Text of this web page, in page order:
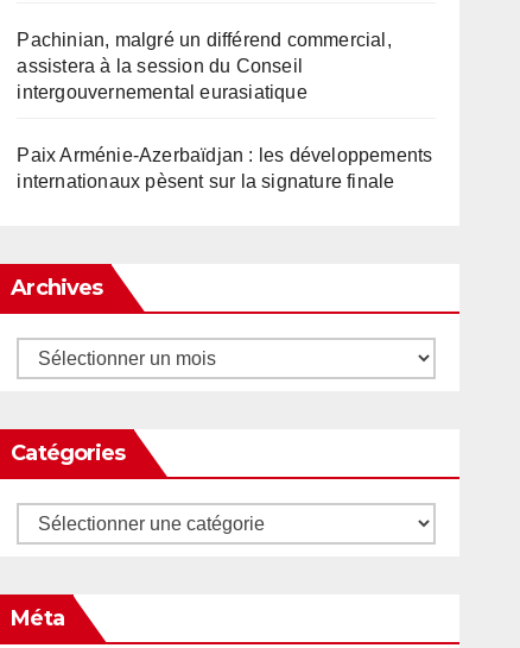
Pachinian, malgré un différend commercial,
assistera à la session du Conseil
intergouvernemental eurasiatique
Paix Arménie-Azerbaïdjan : les développements
internationaux pèsent sur la signature finale
Archives
Archives
Catégories
Catégories
Méta